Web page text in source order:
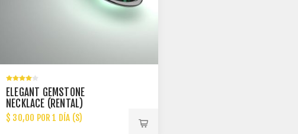
ELEGANT GEMSTONE
NECKLACE (RENTAL)
$ 30,00 POR 1 DÍA (S)